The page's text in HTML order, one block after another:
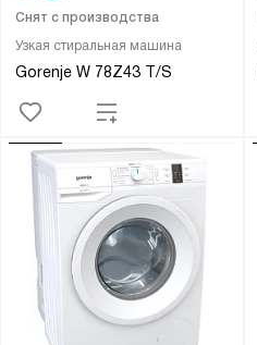
Узкая стиральная машина
Gorenje W 78Z43 T/S
Снят с производства